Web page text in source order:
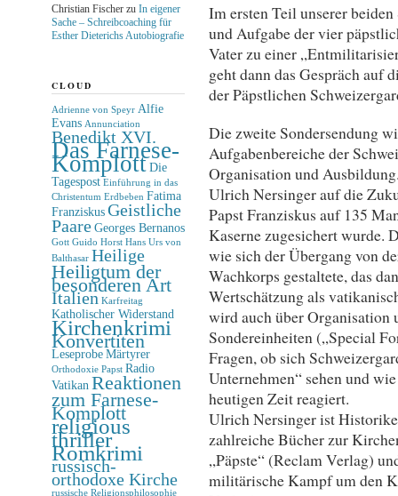
Im ersten Teil unserer
und Aufgabe der vier
Vater zu einer
geht dann das Gespräch auf
der Päpstlichen
Die zweite Sondersendung
Aufgabenbereiche der
Organisation und
Ulrich Nersinger auf die
Papst Franziskus auf 135
Kaserne zugesichert wurde.
wie sich der Übergang von
Wachkorps gestaltete, das
Wertschätzung als
wird auch über Organisation
Sondereinheiten („Special
Fragen, ob sich
Unternehmen“ sehen und
heutigen Zeit reagiert.
Ulrich Nersinger ist
zahlreiche Bücher zur
„Päpste“ (Reclam Verlag)
militärische Kampf um den
Christian Fischerzu In eigener
Sache – Schreibcoaching für
Esther Dieterichs Autobiografie
CLOUD
Adrienne von Speyr Alfie
Evans Annunciation
Benedikt XVI.
Das Farnese-
Komplott Die
Tagespost Einführung in das
Christentum Erdbeben Fatima
Franziskus Geistliche
Paare Georges Bernanos
Gott Guido Horst Hans Urs von
Balthasar Heilige
Heiligtum der
besonderen Art
Italien Karfreitag
Katholischer Widerstand
Kirchenkrimi
Konvertiten
Leseprobe Märtyrer
Orthodoxie Papst Radio
Vatikan Reaktionen
zum Farnese-
Komplott
religious
thriller
Romkrimi
russisch-
orthodoxe Kirche
russische Religionsphilosophie